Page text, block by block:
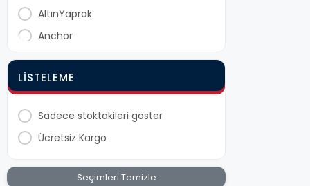
AltınYaprak
Anchor
Arko
Aslanlı
Ayıntab
Bay-Tec
Bee Home
LISTELEME
Sadece stoktakileri göster
Ücretsiz Kargo
Seçimleri Temizle